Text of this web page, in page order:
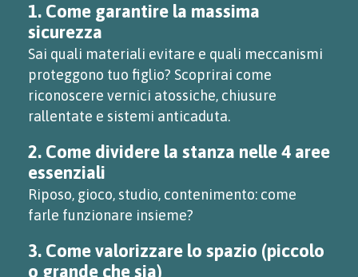
1. Come garantire la massima
sicurezza
Sai quali materiali evitare e quali meccanismi
proteggono tuo figlio? Scoprirai come
riconoscere vernici atossiche, chiusure
rallentate e sistemi anticaduta.
2. Come dividere la stanza nelle 4 aree
essenziali
Riposo, gioco, studio, contenimento: come
farle funzionare insieme?
3. Come valorizzare lo spazio (piccolo
o grande che sia)